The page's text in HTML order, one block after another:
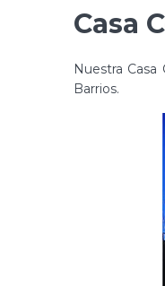
Casa
Nuestra
Barrios.